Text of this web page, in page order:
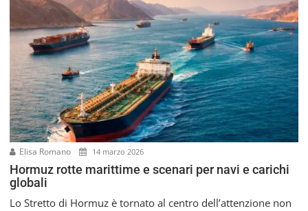
a
i
c
o
l
i
Elisa Romano 14 marzo 2026
Hormuz rotte marittime e scenari per navi e carichi
globali
Lo Stretto di Hormuz è tornato al centro dell’attenzione non